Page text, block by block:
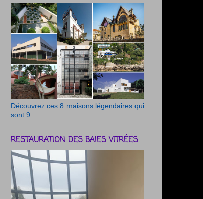
Découvrez ces 8 maisons légendaires qui
sont 9.
RESTAURATION DES BAIES VITRÉES